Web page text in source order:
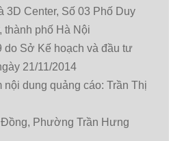
3D Center, Số 03 Phố Duy
thành phố Hà Nội
do Sở Kế hoạch và đầu tư
21/11/2014
dung quảng cáo: Trần Thị
Phường Trần Hưng